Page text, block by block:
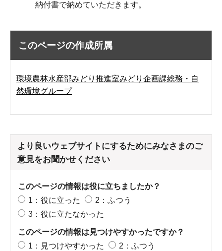
納付書で納めていただきます。
このページの作成所属
環境農林水産部みどり推進室みどり企画課総務・自
然環境グループ
より良いウェブサイトにするためにみなさまのご
意見をお聞かせください
このページの情報は役に立ちましたか？
1：役に立った
2：ふつう
3：役に立たなかった
このページの情報は見つけやすかったですか？
1：見つけやすかった
2：ふつう